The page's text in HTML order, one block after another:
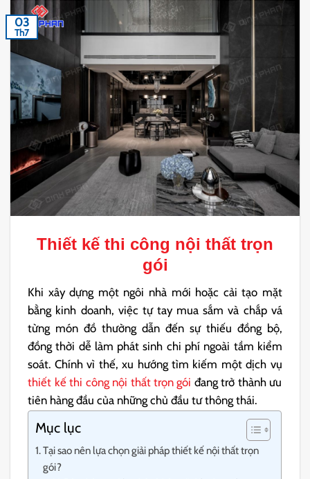
03
Th7
Thiết kế thi công nội thất trọn
gói
Khi xây dựng một ngôi nhà mới hoặc cải tạo mặt
bằng kinh doanh, việc tự tay mua sắm và chắp vá
từng món đồ thường dẫn đến sự thiếu đồng bộ,
đồng thời dễ làm phát sinh chi phí ngoài tầm kiểm
soát. Chính vì thế, xu hướng tìm kiếm một dịch vụ
thiết kế thi công nội thất trọn gói đang trở thành ưu
tiên hàng đầu của những chủ đầu tư thông thái.
Mục lục
Tại sao nên lựa chọn giải pháp thiết kế nội thất trọn
gói?